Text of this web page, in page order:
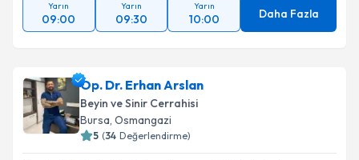
Yarın
09:00
Yarın
09:30
Yarın
10:00 Daha Fazla
Op. Dr. Erhan Arslan
Beyin ve Sinir Cerrahisi
Bursa, Osmangazi
5 (34 Değerlendirme)